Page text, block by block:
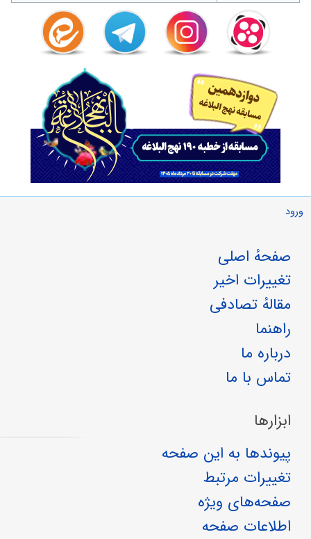
ورود
صفحهٔ اصلی
تغییرات اخیر
مقالهٔ تصادفی
راهنما
درباره ما
تماس با ما
ابزارها
پیوندها به این صفحه
تغییرات مرتبط
صفحه‌های ویژه
اطلاعات صفحه